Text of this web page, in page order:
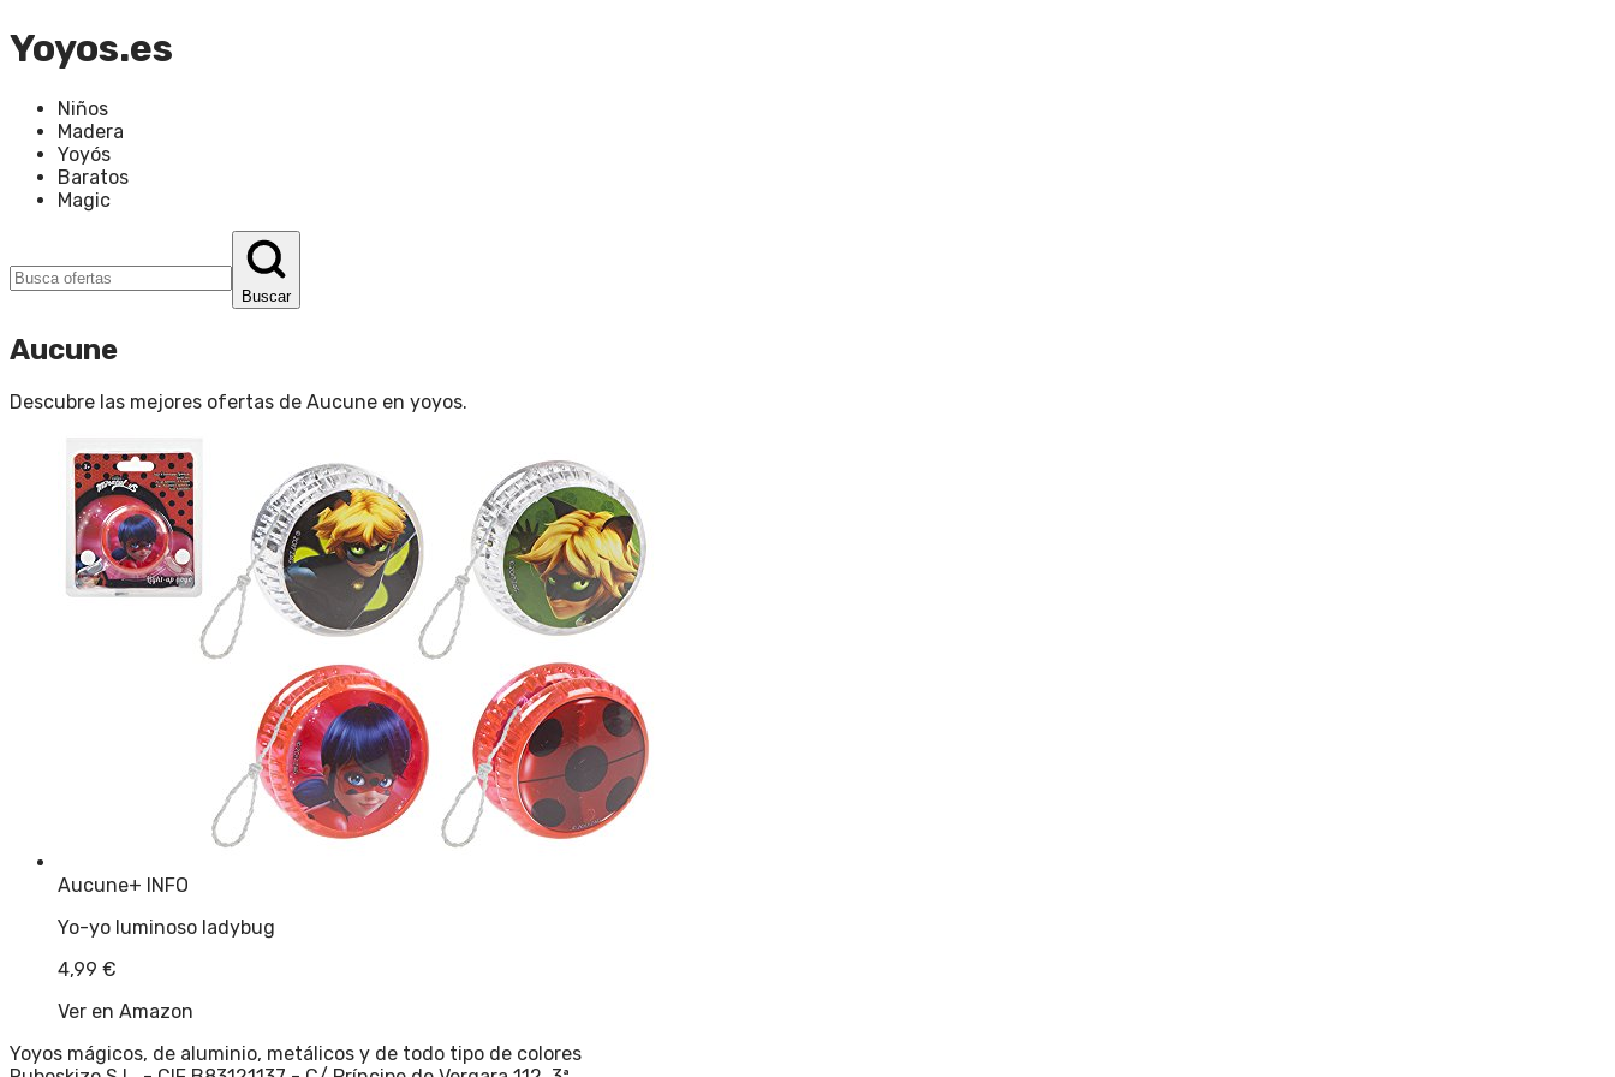
Yoyos.es
Niños
Madera
Yoyós
Baratos
Magic
Buscar
Aucune
Descubre las mejores ofertas de Aucune en yoyos.
Aucune+ INFO
Yo-yo luminoso ladybug
4,99 €
Ver en Amazon
Yoyos mágicos, de aluminio, metálicos y de todo tipo de colores